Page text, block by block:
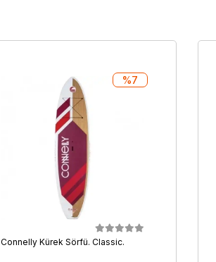
Connelly Kürek Sörfü. Classic.
%7